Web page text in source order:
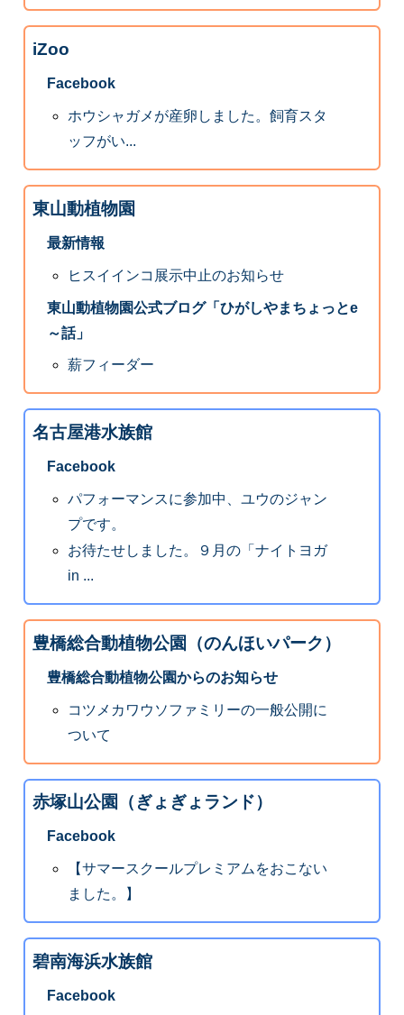
iZoo
Facebook
ホウシャガメが産卵しました。飼育スタ
ッフがい...
東山動植物園
最新情報
ヒスイインコ展示中止のお知らせ
東山動植物園公式ブログ「ひがしやまちょっとe
～話」
薪フィーダー
名古屋港水族館
Facebook
パフォーマンスに参加中、ユウのジャン
プです。
お待たせしました。９月の「ナイトヨガ
in ...
豊橋総合動植物公園（のんほいパーク）
豊橋総合動植物公園からのお知らせ
コツメカワウソファミリーの一般公開に
ついて
赤塚山公園（ぎょぎょランド）
Facebook
【サマースクールプレミアムをおこない
ました。】
碧南海浜水族館
Facebook